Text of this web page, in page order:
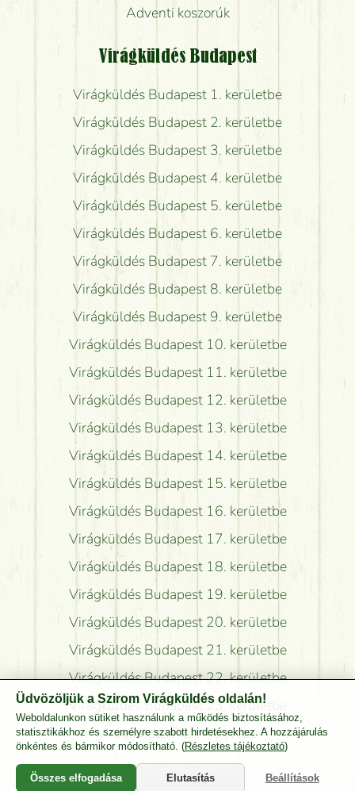
Adventi koszorúk
Virágküldés Budapest
Virágküldés Budapest 1. kerületbe
Virágküldés Budapest 2. kerületbe
Virágküldés Budapest 3. kerületbe
Virágküldés Budapest 4. kerületbe
Virágküldés Budapest 5. kerületbe
Virágküldés Budapest 6. kerületbe
Virágküldés Budapest 7. kerületbe
Virágküldés Budapest 8. kerületbe
Virágküldés Budapest 9. kerületbe
Virágküldés Budapest 10. kerületbe
Virágküldés Budapest 11. kerületbe
Virágküldés Budapest 12. kerületbe
Virágküldés Budapest 13. kerületbe
Virágküldés Budapest 14. kerületbe
Virágküldés Budapest 15. kerületbe
Virágküldés Budapest 16. kerületbe
Virágküldés Budapest 17. kerületbe
Virágküldés Budapest 18. kerületbe
Virágküldés Budapest 19. kerületbe
Virágküldés Budapest 20. kerületbe
Virágküldés Budapest 21. kerületbe
Virágküldés Budapest 22. kerületbe
Virágküldés Budapest 23. kerületbe
Virágküldés Pest Megyébe
Üdvözöljük a Szirom Virágküldés oldalán!
Weboldalunkon sütiket használunk a működés biztosításához,
statisztikákhoz és személyre szabott hirdetésekhez. A hozzájárulás
önkéntes és bármikor módosítható. (Részletes tájékoztató)
Összes elfogadása Elutasítás Beállítások